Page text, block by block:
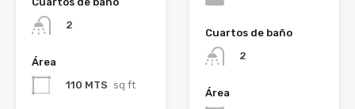
2
Área
110 MTS sq ft
Cuartos de baño
2
Área